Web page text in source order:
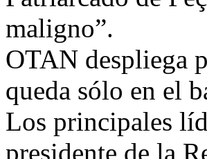
maligno”.
OTAN despliega
queda sólo en el
Los principales
presidente de la